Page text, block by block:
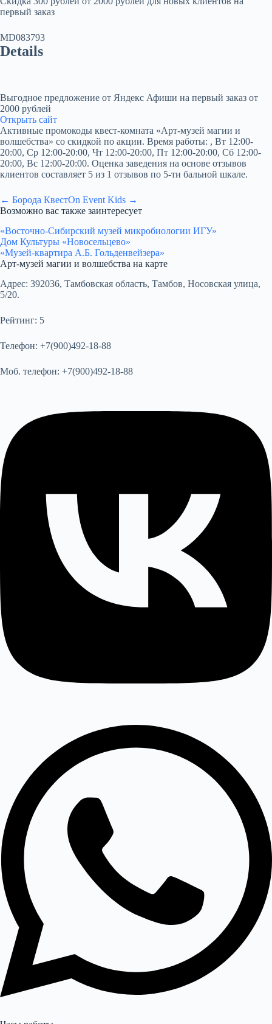
первый заказ
MD083793
Details
Выгодное предложение от Яндекс Афиши на первый заказ от
2000 рублей
Открыть сайт
Активные промокоды квест-комната «Арт-музей магии и
волшебства» со скидкой по акции. Время работы: , Вт 12:00-
20:00, Ср 12:00-20:00, Чт 12:00-20:00, Пт 12:00-20:00, Сб 12:00-
20:00, Вс 12:00-20:00. Оценка заведения на основе отзывов
клиентов составляет 5 из 1 отзывов по 5-ти бальной шкале.
← Борода КвестOn Event Kids →
Возможно вас также заинтересует
«Восточно-Сибирский музей микробиологии ИГУ»
Дом Культуры «Новосельцево»
«Музей-квартира А.Б. Гольденвейзера»
Арт-музей магии и волшебства на карте
Адрес: 392036, Тамбовская область, Тамбов, Носовская улица,
5/20.
Рейтинг: 5
Телефон: +7(900)492-18-88
Моб. телефон: +7(900)492-18-88